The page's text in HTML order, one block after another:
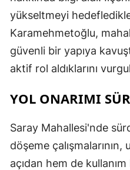
yükseltmeyi
Karamehmetoğlu,
güvenli bir yapıya
aktif rol aldıklarını
YOL ONARIMI
Saray Mahallesi'nde
döşeme çalışmalarının,
açıdan hem de kullanım